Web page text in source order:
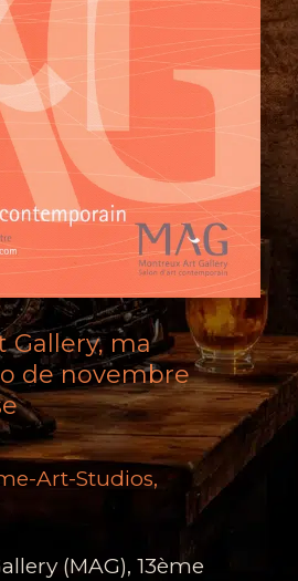
Gallery, ma
de novembre
Art-Studios,
(MAG), 13ème